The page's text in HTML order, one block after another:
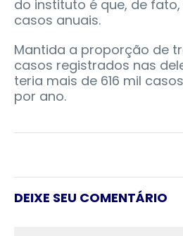
do instituto é que, de
casos anuais.
Mantida a proporção de
casos registrados nas
teria mais de 616 mil
por ano.
DEIXE SEU COMENTÁRIO